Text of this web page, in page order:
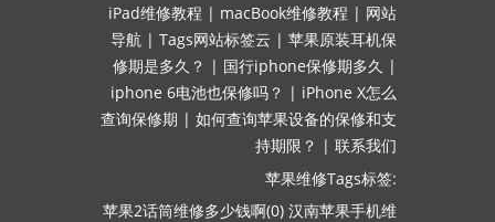
iPad维修教程 | macBook维修教程 | 网站
导航 | Tags网站标签云 | 苹果原装耳机保
修期是多久？ | 国行iphone保修期多久 |
iphone 6电池也保修吗？ | iPhone X怎么
查询保修期 | 如何查询苹果设备的保修和支
持期限？ | 联系我们
苹果维修Tags标签:
苹果2话筒维修多少钱啊(0) 汉南苹果手机维